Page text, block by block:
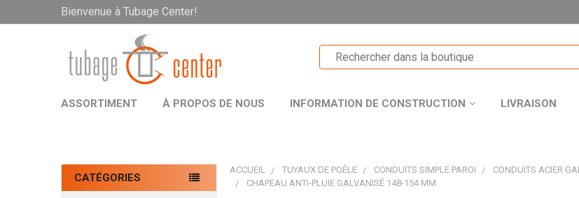
Bienvenue à Tubage Center!
ASSORTIMENT À PROPOS DE NOUS INFORMATION DE CONSTRUCTION LIVRAISON
CATÉGORIES
ACCUEIL TUYAUX DE POÊLE CONDUITS SIMPLE PAROI CONDUITS ACIER
CHAPEAU ANTI-PLUIE GALVANISÉ 148-154 MM